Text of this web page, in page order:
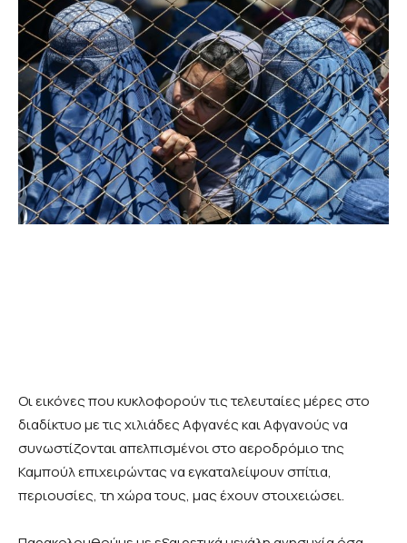
Οι εικόνες που κυκλοφορούν τις τελευταίες μέρες στο
διαδίκτυο με τις χιλιάδες Αφγανές και Αφγανούς να
συνωστίζονται απελπισμένοι στο αεροδρόμιο της
Καμπούλ επιχειρώντας να εγκαταλείψουν σπίτια,
περιουσίες, τη χώρα τους, μας έχουν στοιχειώσει.